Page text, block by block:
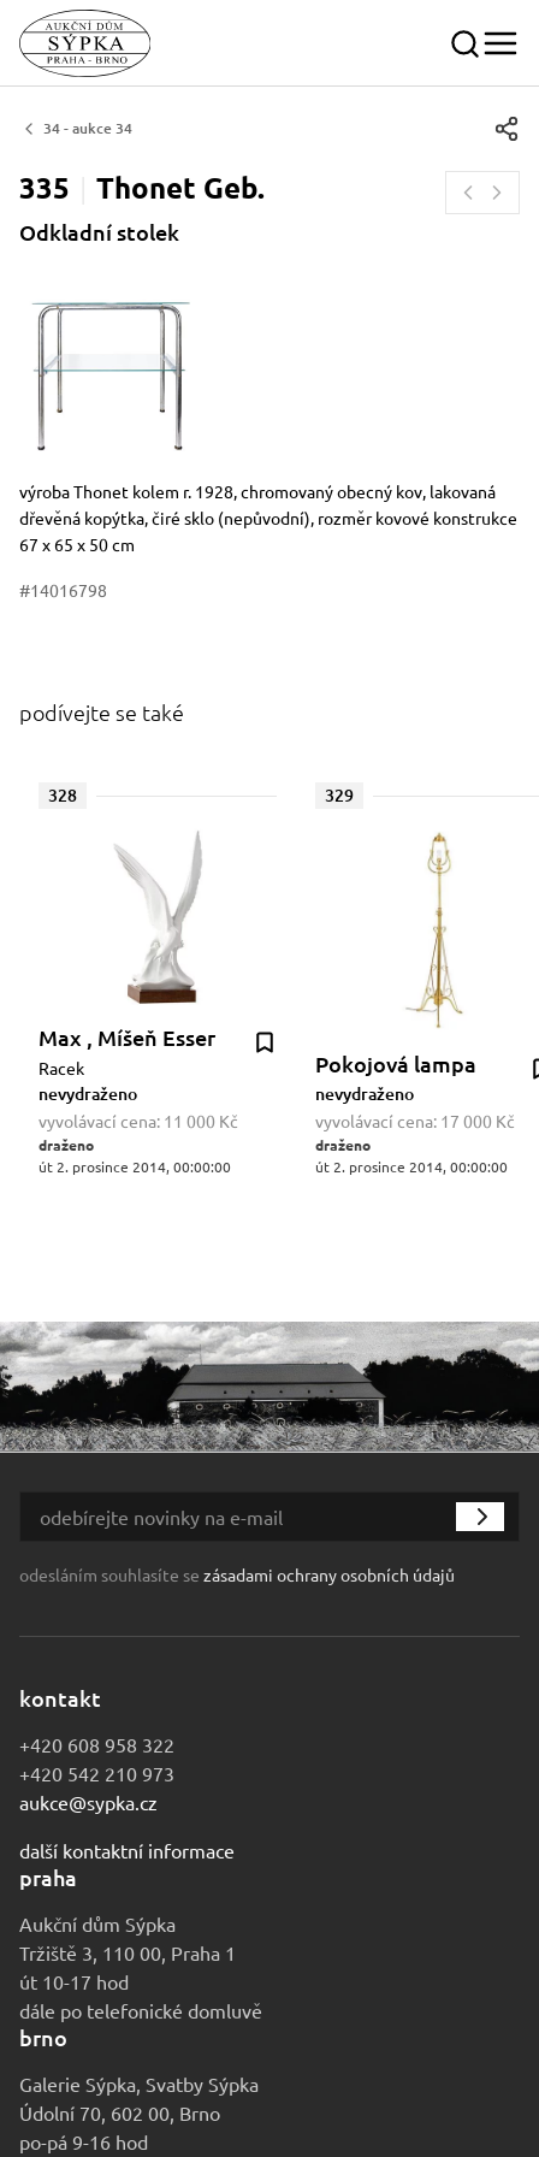
34 - aukce 34
335 Thonet Geb.
Odkladní stolek
Rozměry
Stručný popis předmětu
výroba Thonet kolem r. 1928, chromovaný obecný kov, lakovaná
dřevěná kopýtka, čiré sklo (nepůvodní), rozměr kovové konstrukce
67 x 65 x 50 cm
#14016798
podívejte se také
328
Max , Míšeň Esser
Racek
nevydraženo
vyvolávací cena: 11 000 Kč
draženo
út 2. prosince 2014, 00:00:00
329
Pokojová lampa
nevydraženo
vyvolávací cena: 17 000 Kč
draženo
út 2. prosince 2014, 00:00:00
odesláním souhlasíte se zásadami ochrany osobních údajů
kontakt
+420 608 958 322
+420 542 210 973
aukce@sypka.cz
další kontaktní informace
praha
Aukční dům Sýpka
Tržiště 3, 110 00, Praha 1
út 10-17 hod
dále po telefonické domluvě
brno
Galerie Sýpka, Svatby Sýpka
Údolní 70, 602 00, Brno
po-pá 9-16 hod